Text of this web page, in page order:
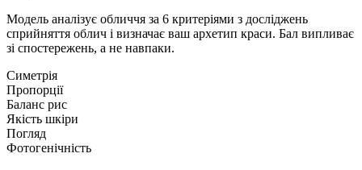
Модель аналізує обличчя за 6 критеріями з досліджень
сприйняття облич і визначає ваш архетип краси. Бал випливає
зі спостережень, а не навпаки.
Симетрія
Пропорції
Баланс рис
Якість шкіри
Погляд
Фотогенічність